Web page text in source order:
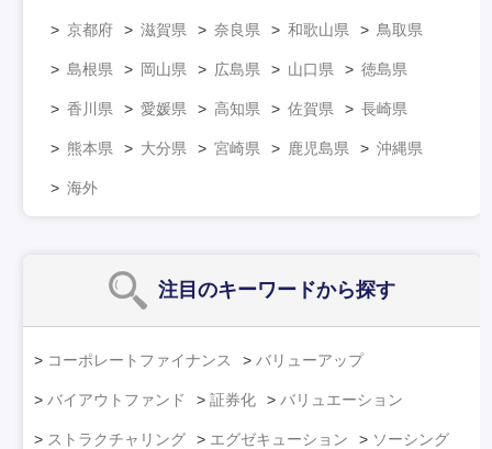
京都府 滋賀県 奈良県 和歌山県 鳥取県
島根県 岡山県 広島県 山口県 徳島県
香川県 愛媛県 高知県 佐賀県 長崎県
熊本県 大分県 宮崎県 鹿児島県 沖縄県
海外
注目のキーワードから探す
コーポレートファイナンス バリューアップ
バイアウトファンド 証券化 バリュエーション
ストラクチャリング エグゼキューション ソーシング